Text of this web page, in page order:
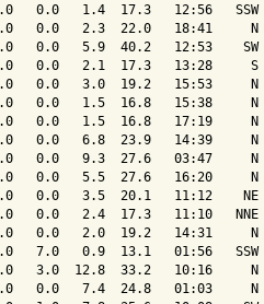
0.0   1.4  17.3   12:56   SSW
0.0   2.3  22.0   18:41     N
0.0   5.9  40.2   12:53    SW
0.0   2.1  17.3   13:28     S
0.0   3.0  19.2   15:53     N
0.0   1.5  16.8   15:38     N
0.0   1.5  16.8   17:19     N
0.0   6.8  23.9   14:39     N
0.0   9.3  27.6   03:47     N
0.0   5.5  27.6   16:20     N
0.0   3.5  20.1   11:12    NE
0.0   2.4  17.3   11:10   NNE
0.0   2.0  19.2   14:31     N
7.0   0.9  13.1   01:56   SSW
3.0  12.8  33.2   10:16     N
0.0   7.4  24.8   01:03     N